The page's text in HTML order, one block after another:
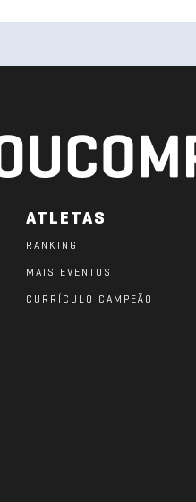
ATLETAS
RANKING
MAIS EVENTOS
CURRÍCULO CAMPEÃO